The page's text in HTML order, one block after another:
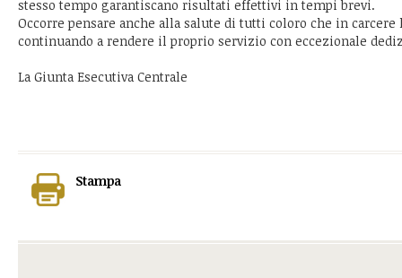
stesso tempo garantiscano risultati effettivi in tempi brevi.
Occorre pensare anche alla salute di tutti coloro che in carcere
continuando a rendere il proprio servizio con eccezionale
La Giunta Esecutiva Centrale
Stampa